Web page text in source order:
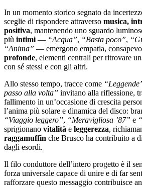
In un momento storico segnato da
sceglie di rispondere attraverso musica,
positiva, mantenendo uno sguardo
più intimi — “Acqua”, “Basta poco”,
“Anima” — emergono empatia,
profonde, elementi centrali per ritrovare
con sé stessi e con gli altri.
Allo stesso tempo, tracce come
passo alla volta” invitano alla riflessione,
fallimento in un’occasione di crescita
l’anima più solare e dinamica del disco:
“Viaggio leggero”, “Meravigliosa ’87” e
sprigionano vitalità e leggerezza,
raggamuffin che Brusco ha contribuito a
dagli esordi.
Il filo conduttore dell’intero progetto è il
forza universale capace di unire e di far
rafforzare questo messaggio contribuisce